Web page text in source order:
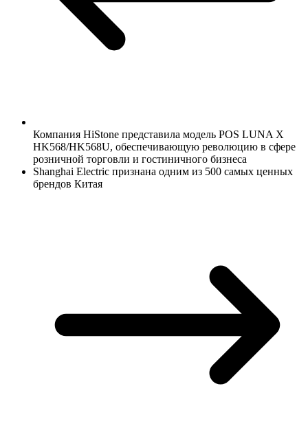
Компания HiStone представила модель POS LUNA X
HK568/HK568U, обеспечивающую революцию в сфере
розничной торговли и гостиничного бизнеса
Shanghai Electric признана одним из 500 самых ценных
брендов Китая